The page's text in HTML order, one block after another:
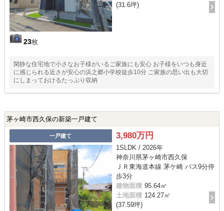
23枚
(31.6坪)
閑静な住宅地で小さなお子様がいるご家族にも安心 お子様をいつも身近
に感じられる近さが安心の浜之郷小学校徒歩10分 ご家族の思い出も大切
にしまっておけるたっぷり収納
茅ヶ崎市西久保の新築一戸建て
一戸建て 3,980万円
1SLDK / 2026年
神奈川県茅ヶ崎市西久保
ＪＲ東海道本線 茅ケ崎 バス9分停
歩3分
建物面積 95.64㎡
土地面積 124.27㎡
(37.59坪)